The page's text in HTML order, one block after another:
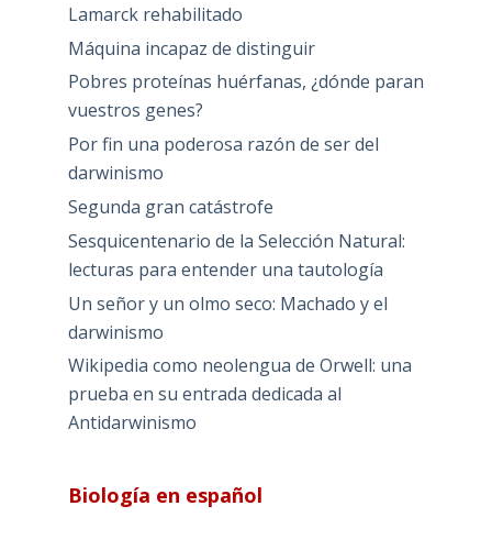
Lamarck rehabilitado
Máquina incapaz de distinguir
Pobres proteínas huérfanas, ¿dónde paran
vuestros genes?
Por fin una poderosa razón de ser del
darwinismo
Segunda gran catástrofe
Sesquicentenario de la Selección Natural:
lecturas para entender una tautología
Un señor y un olmo seco: Machado y el
darwinismo
Wikipedia como neolengua de Orwell: una
prueba en su entrada dedicada al
Antidarwinismo
Biología en español